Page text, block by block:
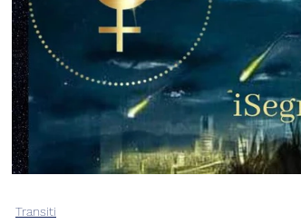
Transiti